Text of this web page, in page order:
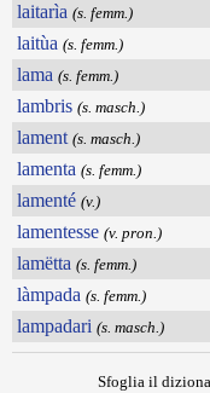
laitarìa (s. femm.)
laitùa (s. femm.)
lama (s. femm.)
lambris (s. masch.)
lament (s. masch.)
lamenta (s. femm.)
lamenté (v.)
lamentesse (v. pron.)
lamëtta (s. femm.)
làmpada (s. femm.)
lampadari (s. masch.)
Sfoglia il